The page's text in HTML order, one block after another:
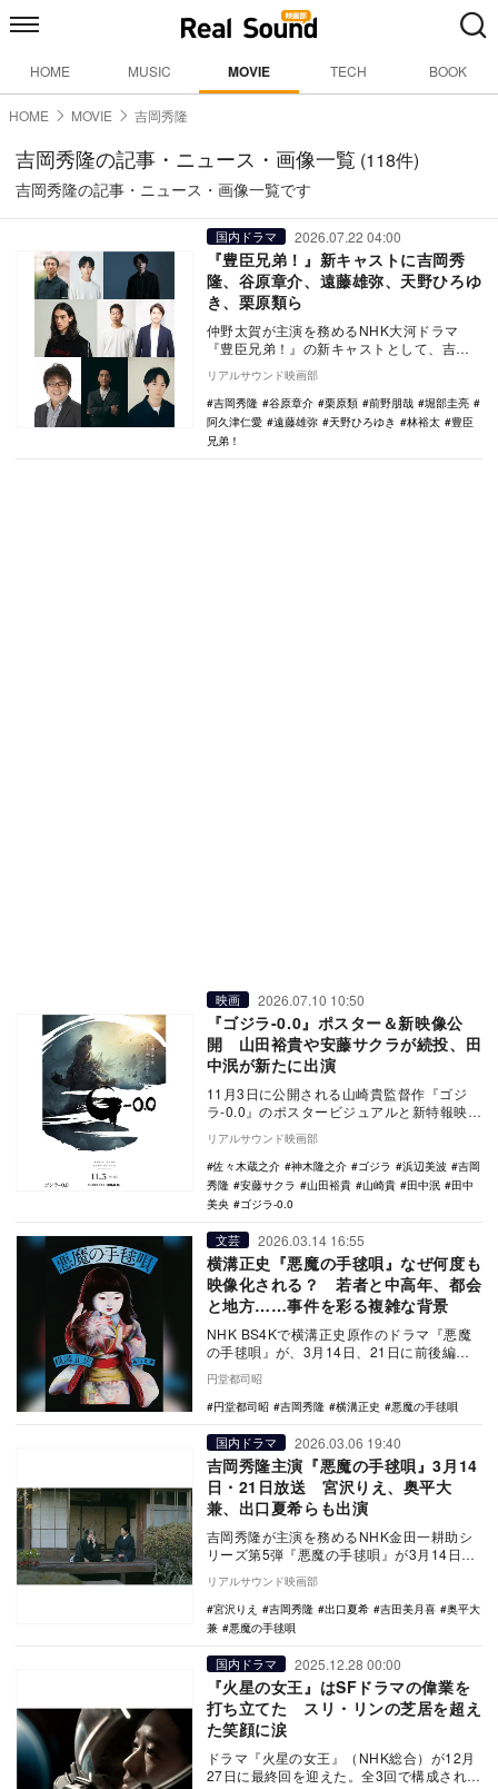
HOME MUSIC MOVIE TECH BOOK
HOME MOVIE 吉岡秀隆
吉岡秀隆の記事・ニュース・画像一覧 (118件)
吉岡秀隆の記事・ニュース・画像一覧です
国内ドラマ 2026.07.22 04:00
『豊臣兄弟！』新キャストに吉岡秀
隆、谷原章介、遠藤雄弥、天野ひろゆ
き、栗原類ら
仲野太賀が主演を務めるNHK大河ドラマ
『豊臣兄弟！』の新キャストとして、吉岡
秀隆、谷原章介、遠藤雄弥、天野ひろゆ
き、栗原類、阿久…
リアルサウンド映画部
吉岡秀隆
谷原章介 栗原類 前野朋哉
堀部圭亮
阿久津仁愛
遠藤雄弥 天野ひろゆき 林裕太
豊臣
兄弟！
映画 2026.07.10 10:50
『ゴジラ-0.0』ポスター＆新映像公
開 山田裕貴や安藤サクラが続投、田
中泯が新たに出演
11月3日に公開される山崎貴監督作『ゴジ
ラ-0.0』のポスタービジュアルと新特報映像
が公開され、吉岡秀隆、山田裕貴、佐々木
蔵之介…
リアルサウンド映画部
佐々木蔵之介
神木隆之介 ゴジラ 浜辺美波
吉岡
秀隆
安藤サクラ 山田裕貴 山崎貴 田中泯
田中
美央
ゴジラ-0.0
文芸 2026.03.14 16:55
横溝正史『悪魔の手毬唄』なぜ何度も
映像化される？ 若者と中高年、都会
と地方……事件を彩る複雑な背景
NHK BS4Kで横溝正史原作のドラマ『悪魔
の手毬唄』が、3月14日、21日に前後編で
NHK…
円堂都司昭
円堂都司昭
吉岡秀隆 横溝正史 悪魔の手毬唄
国内ドラマ 2026.03.06 19:40
吉岡秀隆主演『悪魔の手毬唄』3月14
日・21日放送 宮沢りえ、奥平大
兼、出口夏希らも出演
吉岡秀隆が主演を務めるNHK金田一耕助シ
リーズ第5弾『悪魔の手毬唄』が3月14日・
21日にNHK BSP 4Kで放送されることが…
リアルサウンド映画部
宮沢りえ
吉岡秀隆 出口夏希 吉田美月喜
奥平大
兼
悪魔の手毬唄
国内ドラマ 2025.12.28 00:00
『火星の女王』はSFドラマの偉業を
打ち立てた スリ・リンの芝居を超え
た笑顔に涙
ドラマ『火星の女王』（NHK総合）が12月
27日に最終回を迎えた。全3回で構成された